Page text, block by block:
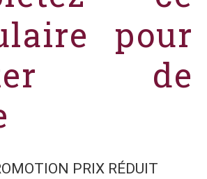
pour
de
PRIX RÉDUIT